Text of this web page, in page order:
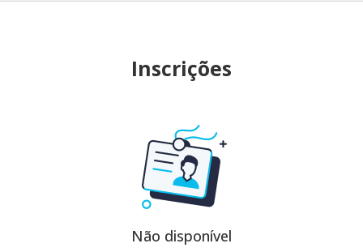
Inscrições
Não disponível